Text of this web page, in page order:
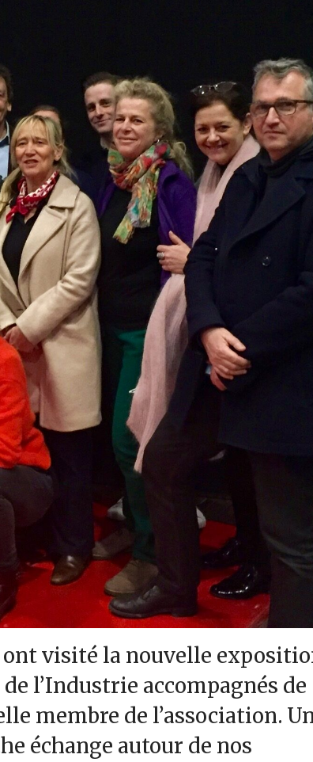
ont visité la nouvelle
l’Industrie accompagnés de
membre de l’association.
échange autour de nos